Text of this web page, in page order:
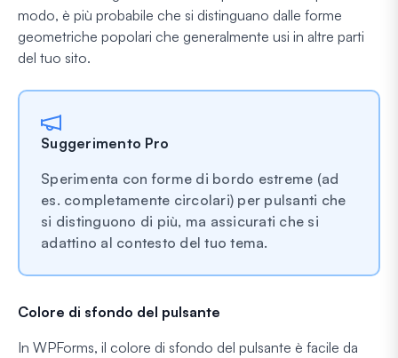
modo, è più probabile che si distinguano dalle forme
geometriche popolari che generalmente usi in altre parti
del tuo sito.
Suggerimento Pro
Sperimenta con forme di bordo estreme (ad
es. completamente circolari) per pulsanti che
si distinguono di più, ma assicurati che si
adattino al contesto del tuo tema.
Colore di sfondo del pulsante
In WPForms, il colore di sfondo del pulsante è facile da